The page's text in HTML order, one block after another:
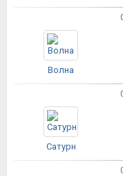
Волна
Сатурн